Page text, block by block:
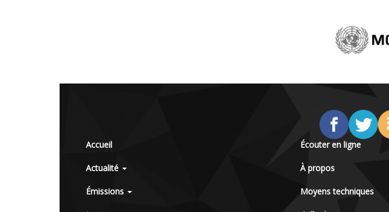
Accueil
Actualité
Émissions
Écouter en ligne
À propos
Moyens techniques